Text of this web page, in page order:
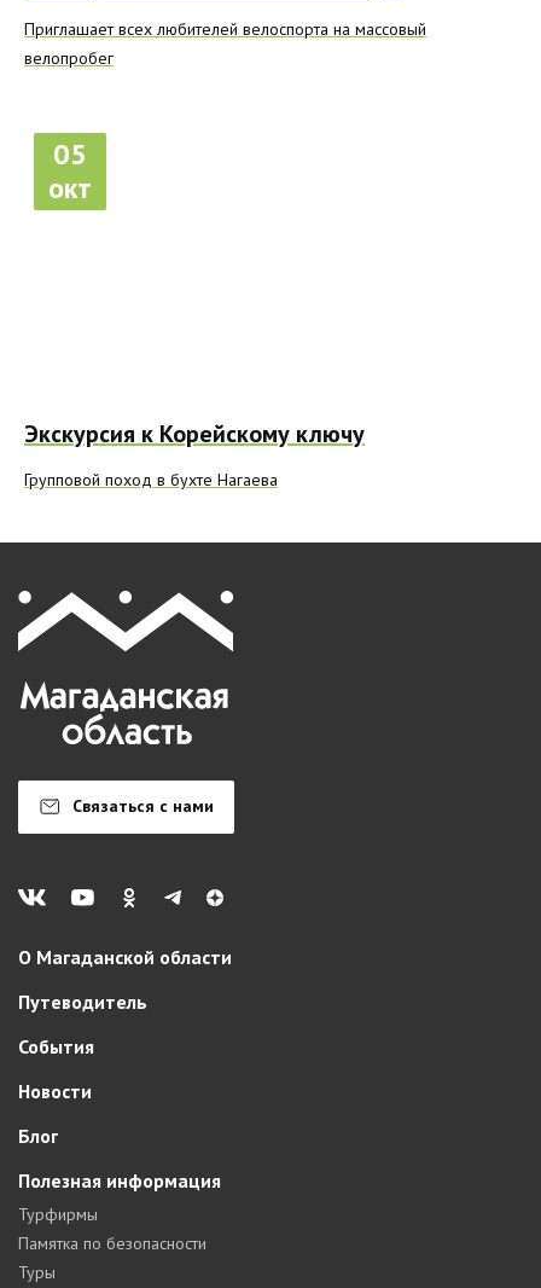
Приглашает всех любителей велоспорта на массовый
велопробег
05
окт
Экскурсия к Корейскому ключу
Групповой поход в бухте Нагаева
Связаться с нами
О Магаданской области
Путеводитель
События
Новости
Блог
Полезная информация
Турфирмы
Памятка по безопасности
Туры